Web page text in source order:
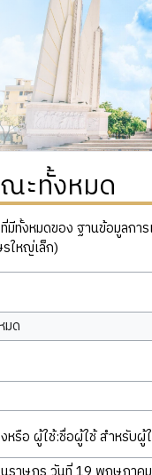
ะทั้งหมด
ทั้งหมดของ ฐานข้อมูลกา
ใหญ่เล็ก)
มด
หรือ ผู้ใช้:ชื่อผู้ใช้ สำหรับผู้ใ